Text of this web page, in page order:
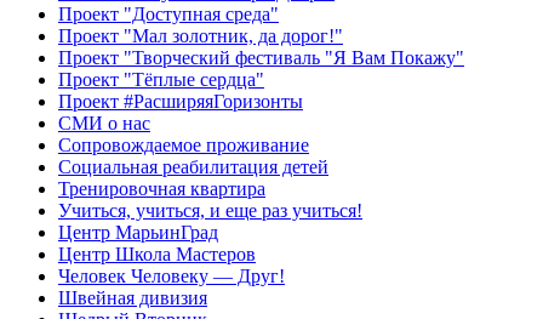
Проект "Доступная среда"
Проект "Мал золотник, да дорог!"
Проект "Творческий фестиваль "Я Вам Покажу"
Проект "Тёплые сердца"
Проект #РасширяяГоризонты
СМИ о нас
Сопровождаемое проживание
Социальная реабилитация детей
Тренировочная квартира
Учиться, учиться, и еще раз учиться!
Центр МарьинГрад
Центр Школа Мастеров
Человек Человеку — Друг!
Швейная дивизия